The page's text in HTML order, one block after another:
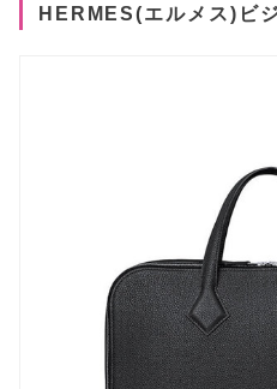
HERMES(エルメス)ビ